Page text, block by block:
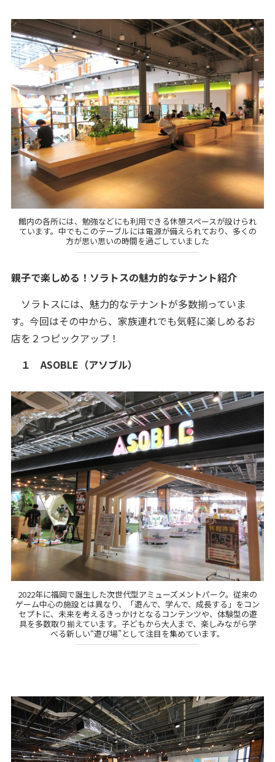
館内の各所には、勉強などにも利用できる休憩スペースが設けられ
ています。中でもこのテーブルには電源が備えられており、多くの
方が思い思いの時間を過ごしていました
親子で楽しめる！ソラトスの魅力的なテナント紹介
ソラトスには、魅力的なテナントが多数揃っていま
す。今回はその中から、家族連れでも気軽に楽しめるお
店を２つピックアップ！
１ ASOBLE（アソブル）
2022年に福岡で誕生した次世代型アミューズメントパーク。従来の
ゲーム中心の施設とは異なり、「遊んで、学んで、成長する」をコン
セプトに、未来を考えるきっかけとなるコンテンツや、体験型の遊
具を多数取り揃えています。子どもから大人まで、楽しみながら学
べる新しい“遊び場”として注目を集めています。